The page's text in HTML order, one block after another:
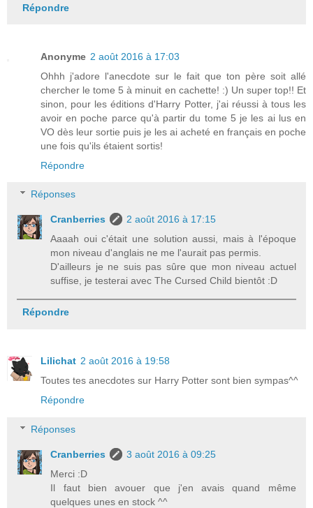
Répondre
Anonyme 2 août 2016 à 17:03
Ohhh j'adore l'anecdote sur le fait que ton père soit allé
chercher le tome 5 à minuit en cachette! :) Un super top!! Et
sinon, pour les éditions d'Harry Potter, j'ai réussi à tous les
avoir en poche parce qu'à partir du tome 5 je les ai lus en
VO dès leur sortie puis je les ai acheté en français en poche
une fois qu'ils étaient sortis!
Répondre
Réponses
Cranberries
2 août 2016 à 17:15
Aaaah oui c'était une solution aussi, mais à l'époque
mon niveau d'anglais ne me l'aurait pas permis.
D'ailleurs je ne suis pas sûre que mon niveau actuel
suffise, je testerai avec The Cursed Child bientôt :D
Répondre
Lilichat 2 août 2016 à 19:58
Toutes tes anecdotes sur Harry Potter sont bien sympas^^
Répondre
Réponses
Cranberries
3 août 2016 à 09:25
Merci :D
Il faut bien avouer que j'en avais quand même
quelques unes en stock ^^